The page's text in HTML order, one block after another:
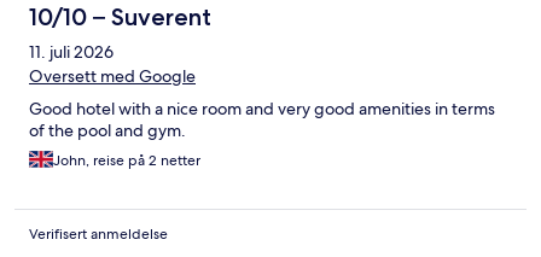
10/10 – Suverent
11. juli 2026
Oversett med Google
Good hotel with a nice room and very good amenities in terms
of the pool and gym.
John, reise på 2 netter
Verifisert anmeldelse